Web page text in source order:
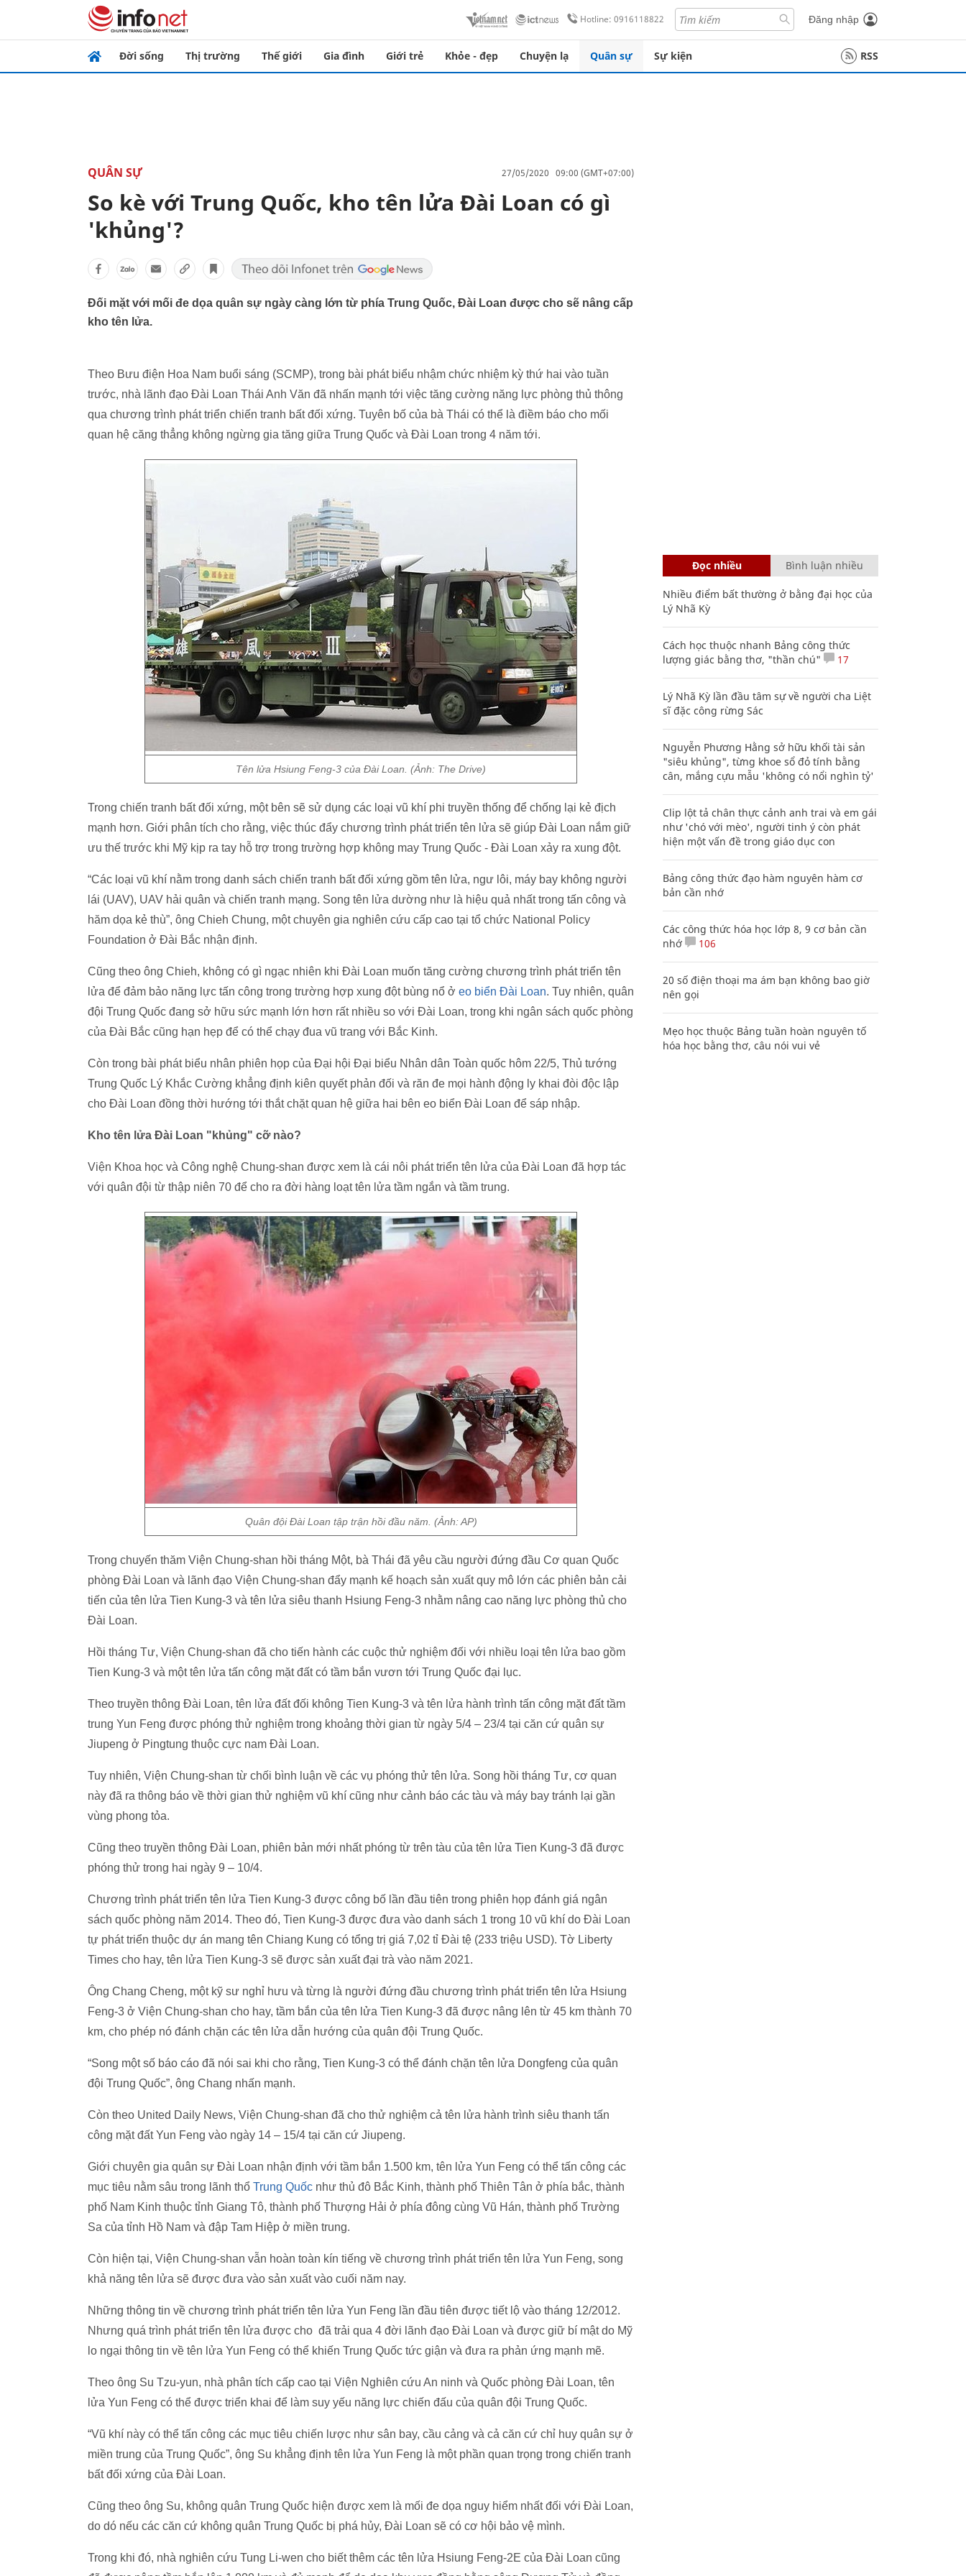
Hotline: 0916118822 Đăng nhập
Đời sống Thị trường Thế giới Gia đình Giới trẻ Khỏe - đẹp Chuyện lạ Quân sự Sự kiện RSS
QUÂN SỰ 27/05/2020 09:00 (GMT+07:00)
So kè với Trung Quốc, kho tên lửa Đài Loan có gì
'khủng'?
Đối mặt với mối đe dọa quân sự ngày càng lớn từ phía Trung Quốc, Đài Loan được cho sẽ nâng cấp
kho tên lửa.
Theo Bưu điện Hoa Nam buổi sáng (SCMP), trong bài phát biểu nhậm chức nhiệm kỳ thứ hai vào tuần
trước, nhà lãnh đạo Đài Loan Thái Anh Văn đã nhấn mạnh tới việc tăng cường năng lực phòng thủ thông
qua chương trình phát triển chiến tranh bất đối xứng. Tuyên bố của bà Thái có thể là điềm báo cho mối
quan hệ căng thẳng không ngừng gia tăng giữa Trung Quốc và Đài Loan trong 4 năm tới.
Tên lửa Hsiung Feng-3 của Đài Loan. (Ảnh: The Drive)
Trong chiến tranh bất đối xứng, một bên sẽ sử dụng các loại vũ khí phi truyền thống để chống lại kẻ địch
mạnh hơn. Giới phân tích cho rằng, việc thúc đẩy chương trình phát triển tên lửa sẽ giúp Đài Loan nắm giữ
ưu thế trước khi Mỹ kịp ra tay hỗ trợ trong trường hợp không may Trung Quốc - Đài Loan xảy ra xung đột.
“Các loại vũ khí nằm trong danh sách chiến tranh bất đối xứng gồm tên lửa, ngư lôi, máy bay không người
lái (UAV), UAV hải quân và chiến tranh mạng. Song tên lửa dường như là hiệu quả nhất trong tấn công và
hăm dọa kẻ thù”, ông Chieh Chung, một chuyên gia nghiên cứu cấp cao tại tổ chức National Policy
Foundation ở Đài Bắc nhận định.
Cũng theo ông Chieh, không có gì ngạc nhiên khi Đài Loan muốn tăng cường chương trình phát triển tên
lửa để đảm bảo năng lực tấn công trong trường hợp xung đột bùng nổ ở eo biển Đài Loan. Tuy nhiên, quân
đội Trung Quốc đang sở hữu sức mạnh lớn hơn rất nhiều so với Đài Loan, trong khi ngân sách quốc phòng
của Đài Bắc cũng hạn hẹp để có thể chạy đua vũ trang với Bắc Kinh.
Còn trong bài phát biểu nhân phiên họp của Đại hội Đại biểu Nhân dân Toàn quốc hôm 22/5, Thủ tướng
Trung Quốc Lý Khắc Cường khẳng định kiên quyết phản đối và răn đe mọi hành động ly khai đòi độc lập
cho Đài Loan đồng thời hướng tới thắt chặt quan hệ giữa hai bên eo biển Đài Loan để sáp nhập.
Kho tên lửa Đài Loan "khủng" cỡ nào?
Viện Khoa học và Công nghệ Chung-shan được xem là cái nôi phát triển tên lửa của Đài Loan đã hợp tác
với quân đội từ thập niên 70 để cho ra đời hàng loạt tên lửa tầm ngắn và tầm trung.
Quân đội Đài Loan tập trận hồi đầu năm. (Ảnh: AP)
Trong chuyến thăm Viện Chung-shan hồi tháng Một, bà Thái đã yêu cầu người đứng đầu Cơ quan Quốc
phòng Đài Loan và lãnh đạo Viện Chung-shan đẩy mạnh kế hoạch sản xuất quy mô lớn các phiên bản cải
tiến của tên lửa Tien Kung-3 và tên lửa siêu thanh Hsiung Feng-3 nhằm nâng cao năng lực phòng thủ cho
Đài Loan.
Hồi tháng Tư, Viện Chung-shan đã cho tiến hành các cuộc thử nghiệm đối với nhiều loại tên lửa bao gồm
Tien Kung-3 và một tên lửa tấn công mặt đất có tầm bắn vươn tới Trung Quốc đại lục.
Theo truyền thông Đài Loan, tên lửa đất đối không Tien Kung-3 và tên lửa hành trình tấn công mặt đất tầm
trung Yun Feng được phóng thử nghiệm trong khoảng thời gian từ ngày 5/4 – 23/4 tại căn cứ quân sự
Jiupeng ở Pingtung thuộc cực nam Đài Loan.
Tuy nhiên, Viện Chung-shan từ chối bình luận về các vụ phóng thử tên lửa. Song hồi tháng Tư, cơ quan
này đã ra thông báo về thời gian thử nghiệm vũ khí cũng như cảnh báo các tàu và máy bay tránh lại gần
vùng phong tỏa.
Cũng theo truyền thông Đài Loan, phiên bản mới nhất phóng từ trên tàu của tên lửa Tien Kung-3 đã được
phóng thử trong hai ngày 9 – 10/4.
Chương trình phát triển tên lửa Tien Kung-3 được công bố lần đầu tiên trong phiên họp đánh giá ngân
sách quốc phòng năm 2014. Theo đó, Tien Kung-3 được đưa vào danh sách 1 trong 10 vũ khí do Đài Loan
tự phát triển thuộc dự án mang tên Chiang Kung có tổng trị giá 7,02 tỉ Đài tệ (233 triệu USD). Tờ Liberty
Times cho hay, tên lửa Tien Kung-3 sẽ được sản xuất đại trà vào năm 2021.
Ông Chang Cheng, một kỹ sư nghỉ hưu và từng là người đứng đầu chương trình phát triển tên lửa Hsiung
Feng-3 ở Viện Chung-shan cho hay, tầm bắn của tên lửa Tien Kung-3 đã được nâng lên từ 45 km thành 70
km, cho phép nó đánh chặn các tên lửa dẫn hướng của quân đội Trung Quốc.
“Song một số báo cáo đã nói sai khi cho rằng, Tien Kung-3 có thể đánh chặn tên lửa Dongfeng của quân
đội Trung Quốc”, ông Chang nhấn mạnh.
Còn theo United Daily News, Viện Chung-shan đã cho thử nghiệm cả tên lửa hành trình siêu thanh tấn
công mặt đất Yun Feng vào ngày 14 – 15/4 tại căn cứ Jiupeng.
Giới chuyên gia quân sự Đài Loan nhận định với tầm bắn 1.500 km, tên lửa Yun Feng có thể tấn công các
mục tiêu nằm sâu trong lãnh thổ Trung Quốc như thủ đô Bắc Kinh, thành phố Thiên Tân ở phía bắc, thành
phố Nam Kinh thuộc tỉnh Giang Tô, thành phố Thượng Hải ở phía đông cùng Vũ Hán, thành phố Trường
Sa của tỉnh Hồ Nam và đập Tam Hiệp ở miền trung.
Còn hiện tại, Viện Chung-shan vẫn hoàn toàn kín tiếng về chương trình phát triển tên lửa Yun Feng, song
khả năng tên lửa sẽ được đưa vào sản xuất vào cuối năm nay.
Những thông tin về chương trình phát triển tên lửa Yun Feng lần đầu tiên được tiết lộ vào tháng 12/2012.
Nhưng quá trình phát triển tên lửa được cho đã trải qua 4 đời lãnh đạo Đài Loan và được giữ bí mật do Mỹ
lo ngại thông tin về tên lửa Yun Feng có thể khiến Trung Quốc tức giận và đưa ra phản ứng mạnh mẽ.
Theo ông Su Tzu-yun, nhà phân tích cấp cao tại Viện Nghiên cứu An ninh và Quốc phòng Đài Loan, tên
lửa Yun Feng có thể được triển khai để làm suy yếu năng lực chiến đấu của quân đội Trung Quốc.
“Vũ khí này có thể tấn công các mục tiêu chiến lược như sân bay, cầu cảng và cả căn cứ chỉ huy quân sự ở
miền trung của Trung Quốc”, ông Su khẳng định tên lửa Yun Feng là một phần quan trọng trong chiến tranh
bất đối xứng của Đài Loan.
Cũng theo ông Su, không quân Trung Quốc hiện được xem là mối đe dọa nguy hiểm nhất đối với Đài Loan,
do dó nếu các căn cứ không quân Trung Quốc bị phá hủy, Đài Loan sẽ có cơ hội bảo vệ mình.
Trong khi đó, nhà nghiên cứu Tung Li-wen cho biết thêm các tên lửa Hsiung Feng-2E của Đài Loan cũng
Đọc nhiều Bình luận nhiều
Nhiều điểm bất thường ở bằng đại học của
Lý Nhã Kỳ
Cách học thuộc nhanh Bảng công thức
lượng giác bằng thơ, "thần chú"
17
Lý Nhã Kỳ lần đầu tâm sự về người cha Liệt
sĩ đặc công rừng Sác
Nguyễn Phương Hằng sở hữu khối tài sản
"siêu khủng", từng khoe sổ đỏ tính bằng
cân, mắng cựu mẫu 'không có nổi nghìn tỷ'
Clip lột tả chân thực cảnh anh trai và em gái
như 'chó với mèo', người tinh ý còn phát
hiện một vấn đề trong giáo dục con
Bảng công thức đạo hàm nguyên hàm cơ
bản cần nhớ
Các công thức hóa học lớp 8, 9 cơ bản cần
nhớ
106
20 số điện thoại ma ám bạn không bao giờ
nên gọi
Mẹo học thuộc Bảng tuần hoàn nguyên tố
hóa học bằng thơ, câu nói vui vẻ